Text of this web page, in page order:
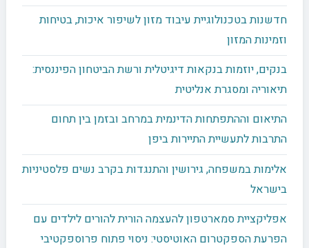
חדשנות בטכנולוגיית עיבוד מזון לשיפור איכות, בטיחות
וזמינות המזון
בנקים, יוזמות בנקאות דיגיטלית ורשת הביטחון הפיננסית:
תיאוריה ומסגרת אנליטית
התיאום וההתפתחות הדינמית במרחב ובזמן בין תחום
התרבות לתעשיית התיירות ביפן
אלימות במשפחה, גירושין והתנגדות בקרב נשים פלסטיניות
בישראל
אפליקציית סמארטפון להעצמה הורית להורים לילדים עם
הפרעת הספקטרום האוטיסטי: ניסוי פתוח פרוספקטיבי